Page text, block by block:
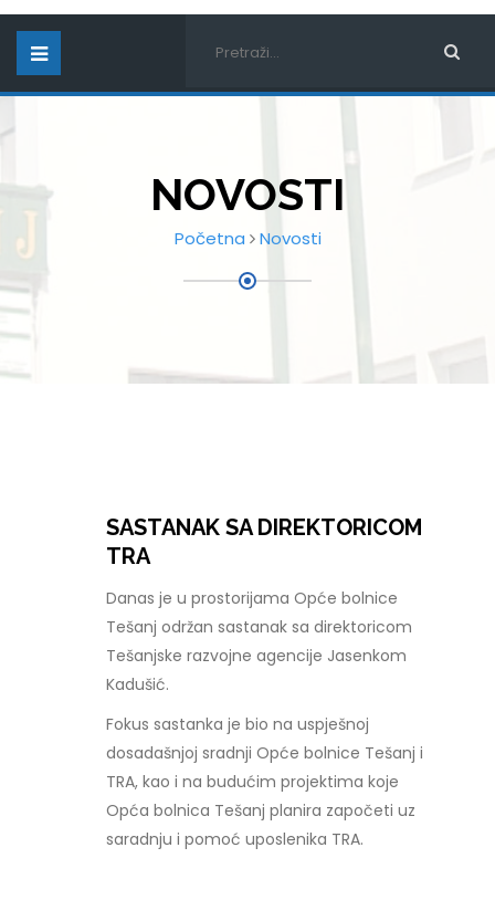
NOVOSTI
Početna Novosti
SASTANAK SA DIREKTORICOM
TRA
Danas je u prostorijama Opće bolnice
Tešanj održan sastanak sa direktoricom
Tešanjske razvojne agencije Jasenkom
Kadušić.
Fokus sastanka je bio na uspješnoj
dosadašnjoj sradnji Opće bolnice Tešanj i
TRA, kao i na budućim projektima koje
Opća bolnica Tešanj planira započeti uz
saradnju i pomoć uposlenika TRA.